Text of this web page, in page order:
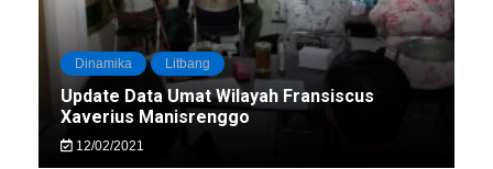
Dinamika Litbang
Update Data Umat Wilayah Fransiscus
Xaverius Manisrenggo
12/02/2021